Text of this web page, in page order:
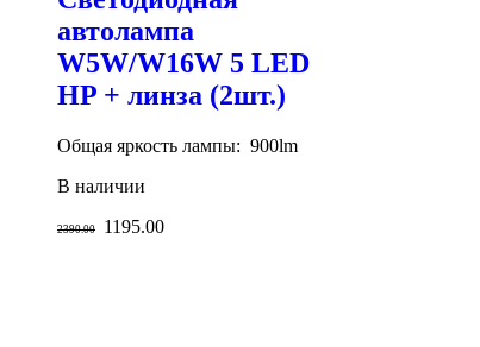
автолампа
W5W/W16W 5 LED
HP + линза (2шт.)
Общая яркость лампы: 900lm
В наличии
2390.00 1195.00